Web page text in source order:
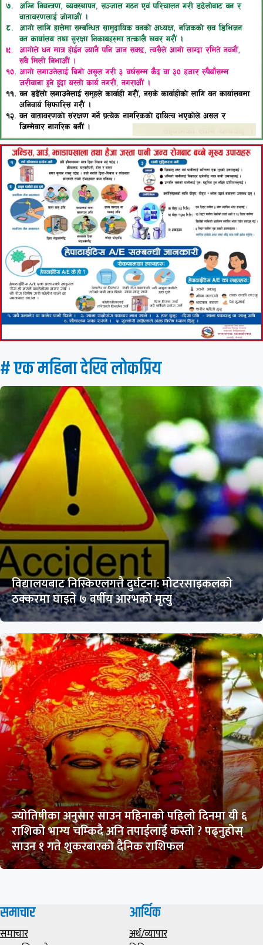
# एक महिना देखि लाेकप्रिय
विद्यालयबाट निस्किएलगत्तै दुर्घटना: मोटरसाइकलको
ठक्करमा घाइते ७ वर्षीय आरभको मृत्यु
ज्योतिषीका अनुसार साउन महिनाको पहिलो दिनमा यी ६
राशिको भाग्य चम्किदै अनि तपाईलाई कस्तो ? पढ्नुहोस्
साउन १ गते शुकरबारको दैनिक राशिफल
समाचार
समाचार
आर्थिक
अर्थ/व्यापार